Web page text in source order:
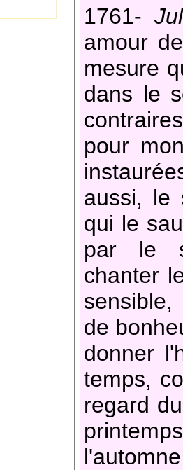
1761-
amour
mesure
dans le
pour
aussi, le
qui le
par le
chanter
de
donner
temps,
regard